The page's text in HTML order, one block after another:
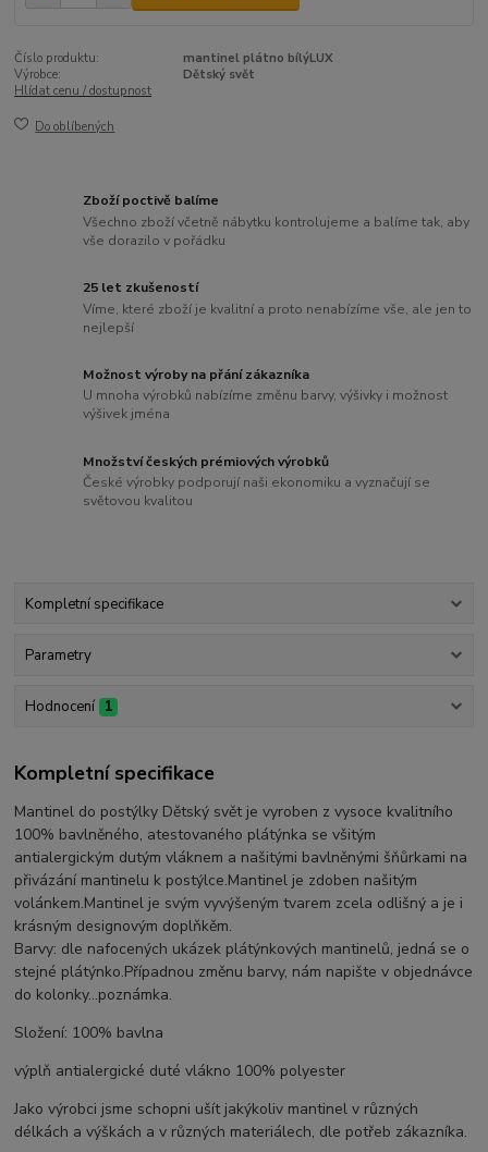
Číslo produktu:
mantinel plátno bílýLUX
Výrobce:
Dětský svět
Hlídat cenu / dostupnost
Do oblíbených
Zboží poctivě balíme
Všechno zboží včetně nábytku kontrolujeme a balíme tak, aby
vše dorazilo v pořádku
25 let zkušeností
Víme, které zboží je kvalitní a proto nenabízíme vše, ale jen to
nejlepší
Možnost výroby na přání zákazníka
U mnoha výrobků nabízíme změnu barvy, výšivky i možnost
výšivek jména
Množství českých prémiových výrobků
České výrobky podporují naši ekonomiku a vyznačují se
světovou kvalitou
Kompletní specifikace
Parametry
Hodnocení 1
Kompletní specifikace
Mantinel do postýlky Dětský svět je vyroben z vysoce kvalitního
100% bavlněného, atestovaného plátýnka se všitým
antialergickým dutým vláknem a našitými bavlněnými šňůrkami na
přivázání mantinelu k postýlce.Mantinel je zdoben našitým
volánkem.Mantinel je svým vyvýšeným tvarem zcela odlišný a je i
krásným designovým doplňkěm.
Barvy: dle nafocených ukázek plátýnkových mantinelů, jedná se o
stejné plátýnko.Případnou změnu barvy, nám napište v objednávce
do kolonky...poznámka.
Složení: 100% bavlna
výplň antialergické duté vlákno 100% polyester
Jako výrobci jsme schopni ušít jakýkoliv mantinel v různých
délkách a výškách a v různých materiálech, dle potřeb zákazníka.